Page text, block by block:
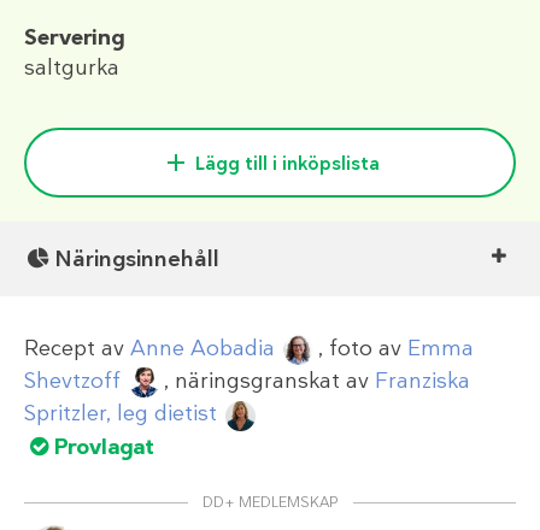
Servering
saltgurka
Lägg till i inköpslista
Näringsinnehåll
Recept av Anne Aobadia , foto av Emma
Shevtzoff
, näringsgranskat av Franziska
Spritzler, leg dietist
Provlagat
DD+ MEDLEMSKAP